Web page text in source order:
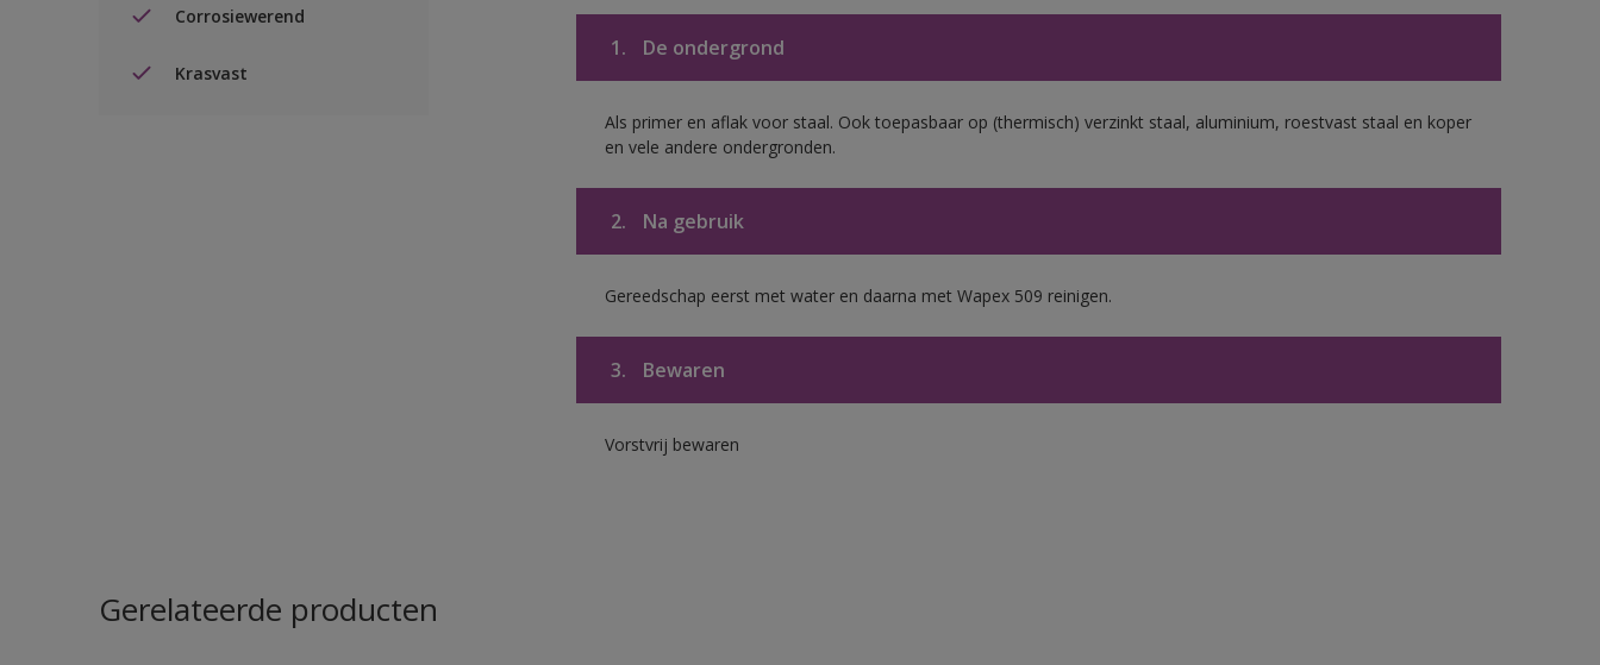
Corrosiewerend
Krasvast
1. De ondergrond
Als primer en aflak voor staal. Ook toepasbaar op (thermisch) verzinkt staal, aluminium, roestvast staal en koper
en vele andere ondergronden.
2. Na gebruik
Gereedschap eerst met water en daarna met Wapex 509 reinigen.
3. Bewaren
Vorstvrij bewaren
Gerelateerde producten